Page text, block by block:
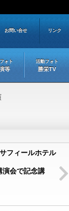
お問い合せ リンク
ォト
等
活動フォト
勝栄TV
フィールホテル
演会で記念講